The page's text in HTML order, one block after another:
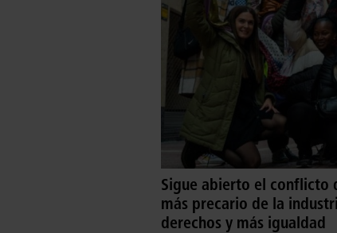
Sigue abierto el conflicto
más precario de la
derechos y más igualdad